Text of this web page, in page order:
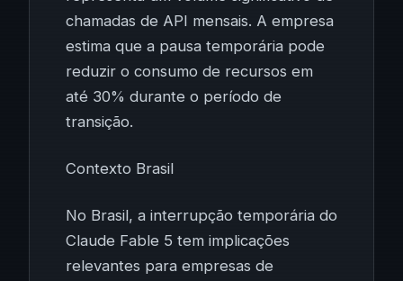
chamadas de API mensais. A empresa
estima que a pausa temporária pode
reduzir o consumo de recursos em
até 30% durante o período de
transição.
Contexto Brasil
No Brasil, a interrupção temporária do
Claude Fable 5 tem implicações
relevantes para empresas de